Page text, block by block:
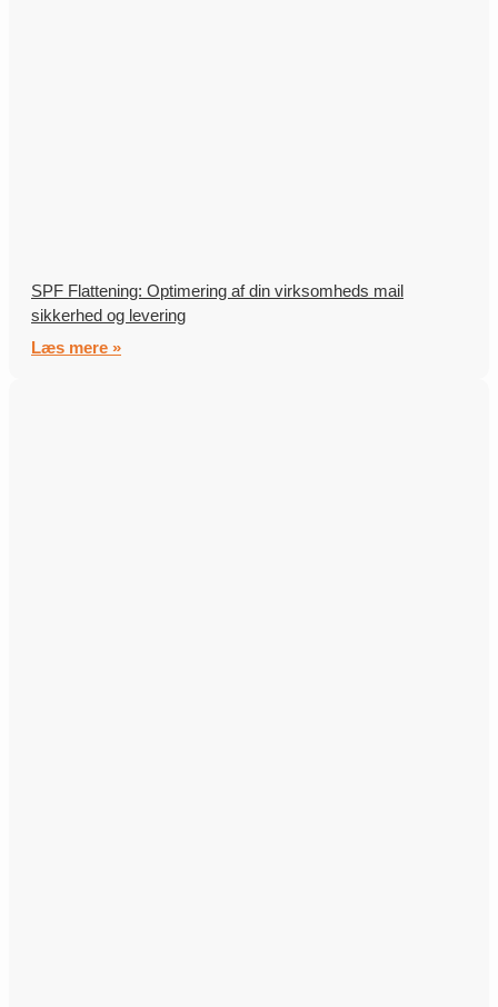
SPF Flattening: Optimering af din virksomheds mail
sikkerhed og levering
Læs mere »